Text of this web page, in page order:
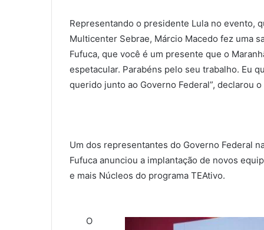
Representando o presidente Lula no evento,
Multicenter Sebrae, Márcio Macedo fez uma
Fufuca, que você é um presente que o
espetacular. Parabéns pelo seu trabalho. Eu
querido junto ao Governo Federal”, declarou
Um dos representantes do Governo Federal
Fufuca anunciou a implantação de novos
e mais Núcleos do programa TEAtivo.
O